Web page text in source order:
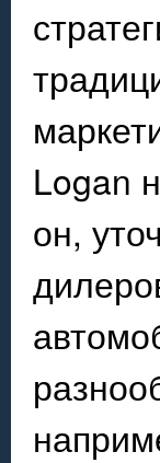
Logan
он,